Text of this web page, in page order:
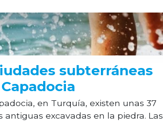
subterráneas
en Turquía, existen unas 37
antiguas excavadas en la piedra. Las